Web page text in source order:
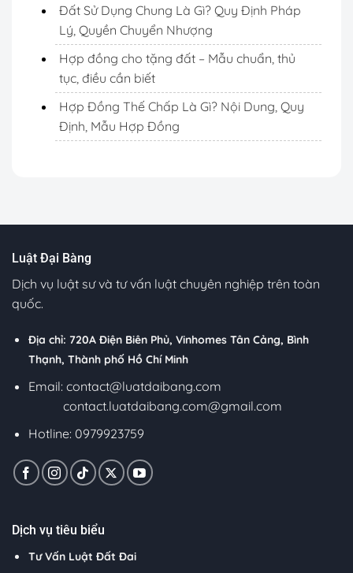
Đất Sử Dụng Chung Là Gì? Quy Định Pháp
Lý, Quyền Chuyển Nhượng
Hợp đồng cho tặng đất – Mẫu chuẩn, thủ
tục, điều cần biết
Hợp Đồng Thế Chấp Là Gì? Nội Dung, Quy
Định, Mẫu Hợp Đồng
Luật Đại Bàng
Dịch vụ luật sư và tư vấn luật chuyên nghiệp trên toàn
quốc.
Địa chỉ: 720A Điện Biên Phủ, Vinhomes Tân Cảng, Bình
Thạnh, Thành phố Hồ Chí Minh
Email: contact@luatdaibang.com
contact.luatdaibang.com@gmail.com
Hotline: 0979923759
Dịch vụ tiêu biểu
Tư Vấn Luật Đất Đai